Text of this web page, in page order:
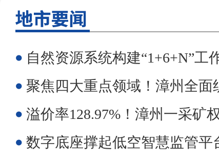
自然资源系统构建“1+6+N”工作体系 破解停
聚焦四大重点领域！漳州全面织密自然资
溢价率128.97%！漳州一采矿
数字底座撑起低空智慧监管平台——看龙岩老区如何借地理信息技